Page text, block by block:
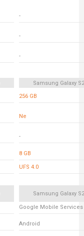
-
-
-
Samsung Galaxy
256 GB
Ne
-
8 GB
UFS 4.0
Samsung Galaxy
Google Mobile Services
Android